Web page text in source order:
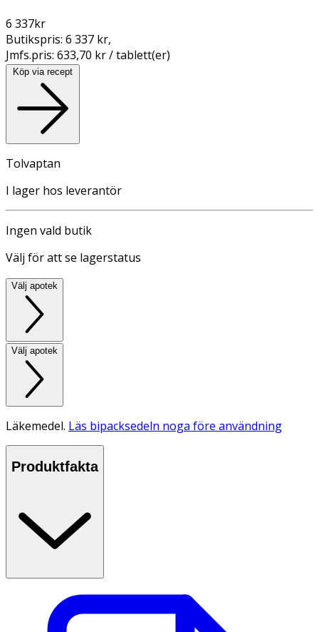
6 337kr
Butikspris: 6 337 kr,
Jmfs.pris: 633,70 kr / tablett(er)
Köp via recept
Tolvaptan
I lager hos leverantör
Ingen vald butik
Välj för att se lagerstatus
Välj apotek
Välj apotek
Läkemedel. Läs bipacksedeln noga före användning
Produktfakta